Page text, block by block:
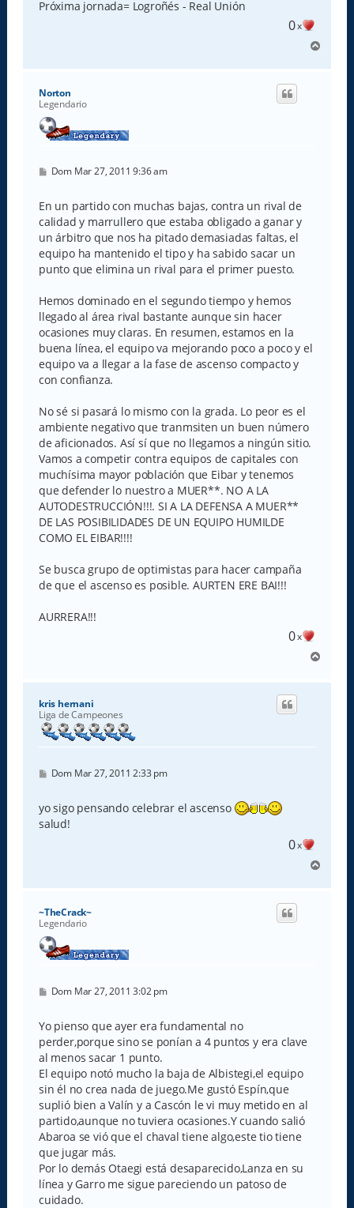
Próxima jornada= Logroñés - Real Unión
0x
r
Norton
Legendario
M
s
a
j
e
Dom Mar 27, 2011 9:36 am
En un partido con muchas bajas, contra un rival de
calidad y marrullero que estaba obligado a ganar y
un árbitro que nos ha pitado demasiadas faltas, el
equipo ha mantenido el tipo y ha sabido sacar un
punto que elimina un rival para el primer puesto.
Hemos dominado en el segundo tiempo y hemos
llegado al área rival bastante aunque sin hacer
ocasiones muy claras. En resumen, estamos en la
buena línea, el equipo va mejorando poco a poco y el
equipo va a llegar a la fase de ascenso compacto y
con confianza.
No sé si pasará lo mismo con la grada. Lo peor es el
ambiente negativo que tranmsiten un buen número
de aficionados. Así sí que no llegamos a ningún sitio.
Vamos a competir contra equipos de capitales con
muchísima mayor población que Eibar y tenemos
que defender lo nuestro a MUER**. NO A LA
AUTODESTRUCCIÓN!!!. SI A LA DEFENSA A MUER**
DE LAS POSIBILIDADES DE UN EQUIPO HUMILDE
COMO EL EIBAR!!!!
Se busca grupo de optimistas para hacer campaña
de que el ascenso es posible. AURTEN ERE BAI!!!
AURRERA!!!
0x
r
kris hernani
Liga de Campeones
M
s
a
j
Dom Mar 27, 2011 2:33 pm
yo sigo pensando celebrar el ascenso
salud!
0x
r
~TheCrack~
Legendario
M
s
a
j
e
Dom Mar 27, 2011 3:02 pm
Yo pienso que ayer era fundamental no
perder,porque sino se ponían a 4 puntos y era clave
al menos sacar 1 punto.
El equipo notó mucho la baja de Albistegi,el equipo
sin él no crea nada de juego.Me gustó Espín,que
suplió bien a Valín y a Cascón le vi muy metido en al
partido,aunque no tuviera ocasiones.Y cuando salió
Abaroa se vió que el chaval tiene algo,este tio tiene
que jugar más.
Por lo demás Otaegi está desaparecido,Lanza en su
línea y Garro me sigue pareciendo un patoso de
cuidado.